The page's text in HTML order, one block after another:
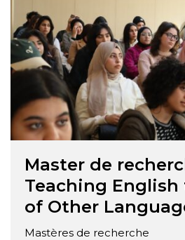
Master de
Teaching English
of Other
Mastères de recherche